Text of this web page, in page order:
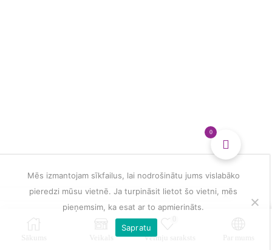
Sākums Veikals Vēlmju saraksts Par mums
0
Mēs izmantojam sīkfailus, lai nodrošinātu jums vislabāko
pieredzi mūsu vietnē. Ja turpināsit lietot šo vietni, mēs
pieņemsim, ka esat ar to apmierināts.
Sapratu